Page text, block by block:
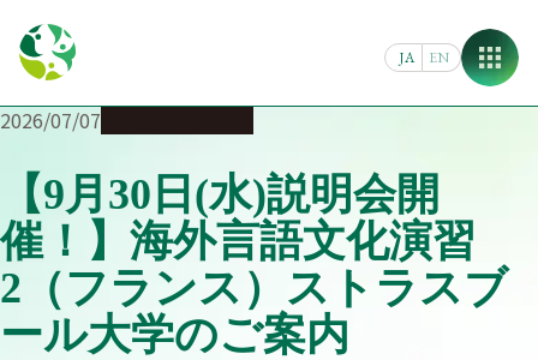
content
JA EN
2026/07/07
【9月30日(水)説明会開
催！】海外言語文化演習
2（フランス）ストラスブ
ール大学のご案内